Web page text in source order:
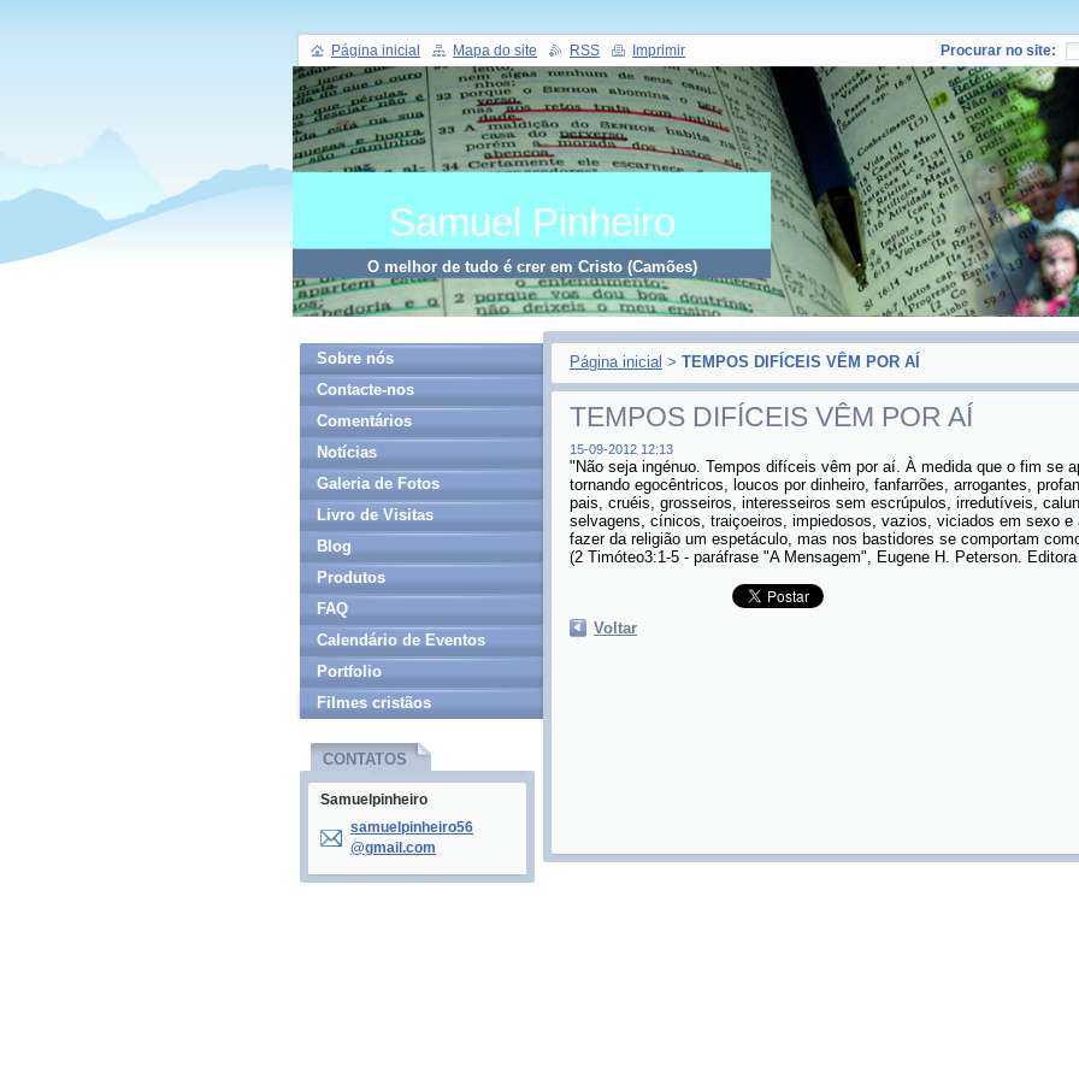
Samuel Pinheiro
O melhor de tudo é crer em Cristo (Camões)
Página inicial > TEMPOS DIFÍCEIS VÊM POR AÍ
TEMPOS DIFÍCEIS VÊM POR AÍ
15-09-2012 12:13
"Não seja ingénuo. Tempos difíceis vêm por aí. À medida que o fim se
tornando egocêntricos, loucos por dinheiro, fanfarrões, arrogantes,
pais, cruéis, grosseiros, interesseiros sem escrúpulos, irredutíveis,
selvagens, cínicos, traiçoeiros, impiedosos, vazios, viciados em sexo e
fazer da religião um espetáculo, mas nos bastidores se comportam
(2 Timóteo3:1-5 - paráfrase "A Mensagem", Eugene H. Peterson.
Voltar
Sobre nós
Contacte-nos
Comentários
Notícias
Galeria de Fotos
Livro de Visitas
Blog
Produtos
FAQ
Calendário de Eventos
Portfolio
Filmes cristãos
CONTATOS
Samuelpinheiro
samuelpinheiro56
@gmail.com
Página inicial Mapa do site RSS Imprimir Procurar no site: